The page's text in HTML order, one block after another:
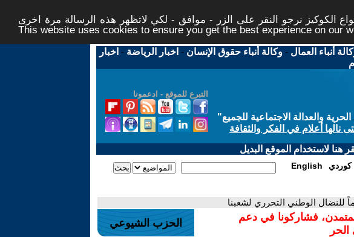
الكوكيز نرجو النقر على الزر - موافق - لكي لاتظهر هذه الرسالة مرة اخرى -
This website uses cookies to ensure you get the best experience on our
أنباء العمال -وكالة أنباء حقوق الإنسان - اخبار الرياضة - اخبار
التبرع للموقع - ادعمونا
والعدالة الاجتماعية للجميع"
نالها أعلام في الفكر والثقافة
هنا لاستخدام الموقع البديل
English كوردي
للنضال الوطني التحرري لشعبنا
فشاركونا في دعم
الحزب الشيوعي